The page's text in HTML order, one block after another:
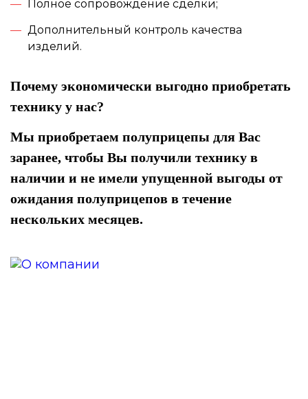
Полное сопровождение сделки;
Дополнительный контроль качества
изделий.
Почему экономически выгодно приобретать
технику у нас?
Мы приобретаем полуприцепы для Вас
заранее, чтобы Вы получили технику в
наличии и не имели упущенной выгоды от
ожидания полуприцепов в течение
нескольких месяцев.